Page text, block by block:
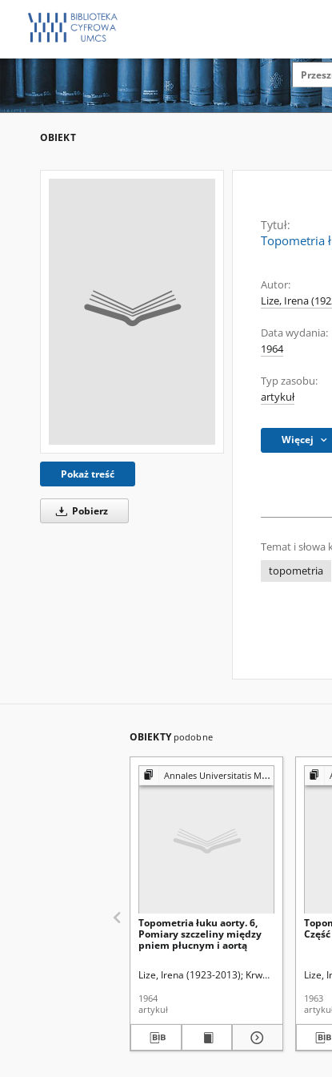
OBIEKT
Pokaż treść
Pobierz
Tytuł:
Topometria
Autor:
Lize, Irena
Data wydania:
1964
Typ zasobu:
artykuł
Więcej
Temat i słowa
topometria
OBIEKTY podobne
Annales Universitatis Mariae Curie-Skłodowska. Sectio D, Medicina
Topometria łuku aorty. 6,
Pomiary szczeliny między
pniem płucnym i aortą
Lize, Irena (1923-2013) Krwawicz, Tadeusz
1964
artykuł
Lize,
1963